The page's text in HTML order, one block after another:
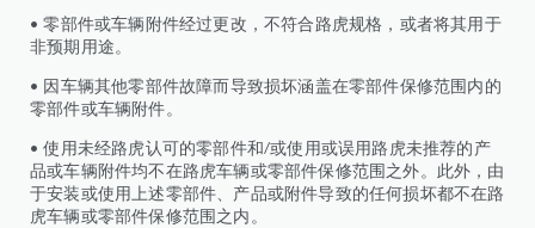
• 零部件或车辆附件经过更改，不符合路虎规格，或者将其用于
非预期用途。
• 因车辆其他零部件故障而导致损坏涵盖在零部件保修范围内的
零部件或车辆附件。
• 使用未经路虎认可的零部件和/或使用或误用路虎未推荐的产
品或车辆附件均不在路虎车辆或零部件保修范围之外。此外，由
于安装或使用上述零部件、产品或附件导致的任何损坏都不在路
虎车辆或零部件保修范围之内。